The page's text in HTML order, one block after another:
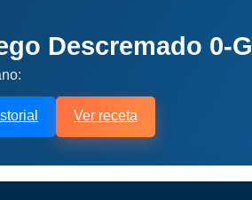
Descremado 0-
Ver receta